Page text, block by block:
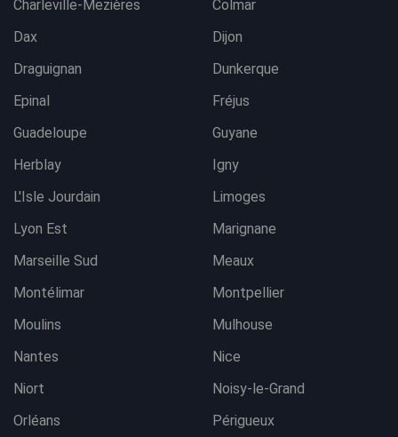
Charleville-Mezières
Colmar
Dax
Dijon
Draguignan
Dunkerque
Epinal
Fréjus
Guadeloupe
Guyane
Herblay
Igny
L'Isle Jourdain
Limoges
Lyon Est
Marignane
Marseille Sud
Meaux
Montélimar
Montpellier
Moulins
Mulhouse
Nantes
Nice
Niort
Noisy-le-Grand
Orléans
Périgueux